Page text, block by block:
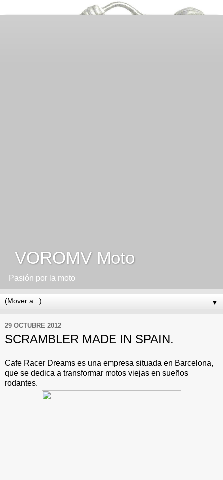
VOROMV Moto
Pasión por la moto
▼
29 OCTUBRE 2012
SCRAMBLER MADE IN SPAIN.
Cafe Racer Dreams es una empresa situada en Barcelona,
que se dedica a transformar motos viejas en sueños
rodantes.